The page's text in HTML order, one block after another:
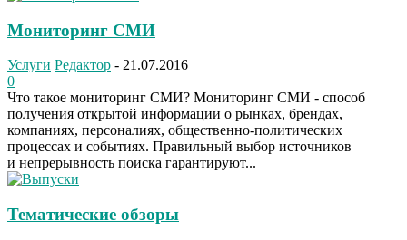
Мониторинг СМИ
Услуги Редактор - 21.07.2016
0
Что такое мониторинг СМИ? Мониторинг СМИ - способ
получения открытой информации о рынках, брендах,
компаниях, персоналиях, общественно-политических
процессах и событиях. Правильный выбор источников
и непрерывность поиска гарантируют...
Тематические обзоры